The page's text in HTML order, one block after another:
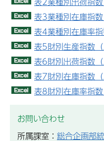
表3業種別在庫指
表4業種別在庫率
表5財別生産指数
表6財別出荷指数
表7財別在庫指数
表8財別在庫率指
お問い合わせ
所属課室： 総合企画部